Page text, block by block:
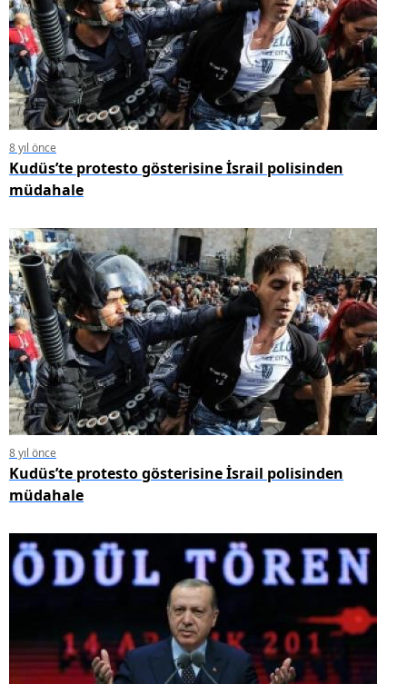
8 yıl önce
Kudüs’te protesto gösterisine İsrail polisinden
müdahale
8 yıl önce
Kudüs’te protesto gösterisine İsrail polisinden
müdahale